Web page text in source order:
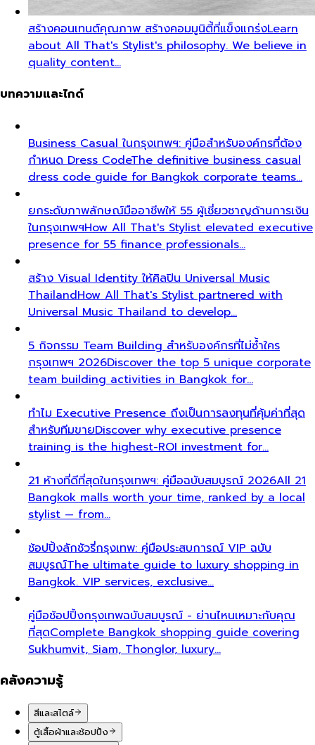
สร้างคอนเทนต์คุณภาพ สร้างคอมมูนิตี้ที่แข็งแกร่งLearn
about All That's Stylist's philosophy. We believe in
quality content…
บทความและไกด์
Business Casual ในกรุงเทพฯ: คู่มือสำหรับองค์กรที่ต้อง
กำหนด Dress CodeThe definitive business casual
dress code guide for Bangkok corporate teams…
ยกระดับภาพลักษณ์มืออาชีพให้ 55 ผู้เชี่ยวชาญด้านการเงิน
ในกรุงเทพฯHow All That's Stylist elevated executive
presence for 55 finance professionals…
สร้าง Visual Identity ให้ศิลปิน Universal Music
ThailandHow All That's Stylist partnered with
Universal Music Thailand to develop…
5 กิจกรรม Team Building สำหรับองค์กรที่ไม่ซ้ำใคร
กรุงเทพฯ 2026Discover the top 5 unique corporate
team building activities in Bangkok for…
ทำไม Executive Presence ถึงเป็นการลงทุนที่คุ้มค่าที่สุด
สำหรับทีมขายDiscover why executive presence
training is the highest-ROI investment for…
21 ห้างที่ดีที่สุดในกรุงเทพฯ: คู่มือฉบับสมบูรณ์ 2026All 21
Bangkok malls worth your time, ranked by a local
stylist — from…
ช้อปปิ้งลักชัวรี่กรุงเทพ: คู่มือประสบการณ์ VIP ฉบับ
สมบูรณ์The ultimate guide to luxury shopping in
Bangkok. VIP services, exclusive…
คู่มือช้อปปิ้งกรุงเทพฉบับสมบูรณ์ - ย่านไหนเหมาะกับคุณ
ที่สุดComplete Bangkok shopping guide covering
Sukhumvit, Siam, Thonglor, luxury…
คลังความรู้
สีและสไตล์
ตู้เสื้อผ้าและช้อปปิ้ง